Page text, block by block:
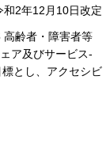
和2年12月10日改定
齢者・障害者等
ア及びサービス-
とし、アクセシビ